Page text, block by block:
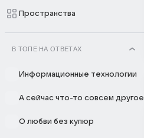
Пространства
В ТОПЕ НА ОТВЕТАХ
Информационные технологии
А сейчас что-то совсем другое
О любви без купюр